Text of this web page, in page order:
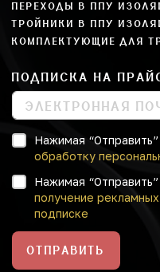
ПЕРЕХОДЫ В ППУ
ТРОЙНИКИ В ППУ
КОМПЛЕКТУЮЩИЕ ДЛЯ
ПОДПИСКА НА
Нажимая
обработку
Нажимая
получение
подписке
ОТПРАВИТЬ